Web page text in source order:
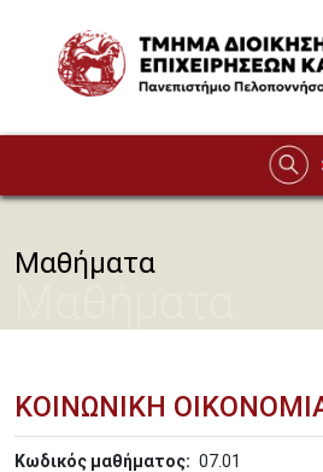
Image
Μαθήματα
ΚΟΙΝΩΝΙΚΗ
Κωδικός μαθήματος
07.01